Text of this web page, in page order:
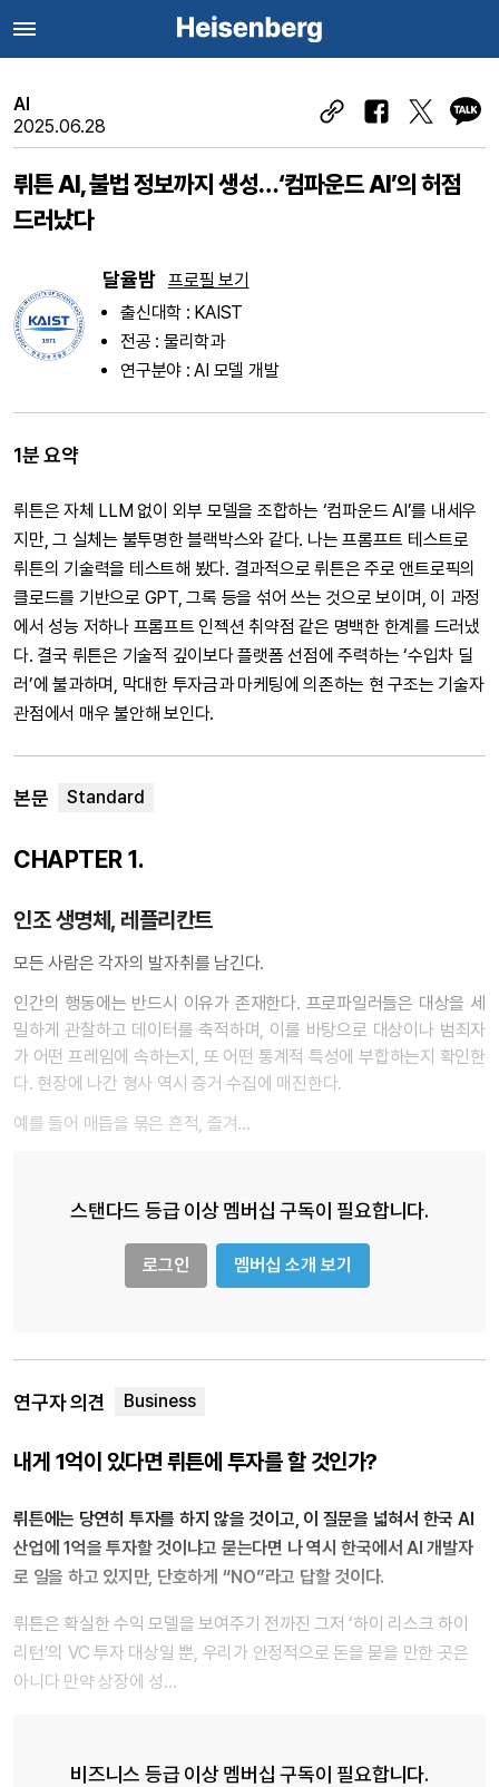
AI
2025.06.28
뤼튼 AI, 불법 정보까지 생성…‘컴파운드 AI’의 허점
드러났다
달율밤 프로필 보기
출신대학 : KAIST
전공 : 물리학과
연구분야 : AI 모델 개발
1분 요약
뤼튼은 자체 LLM 없이 외부 모델을 조합하는 ‘컴파운드 AI’를 내세우
지만, 그 실체는 불투명한 블랙박스와 같다. 나는 프롬프트 테스트로
뤼튼의 기술력을 테스트해 봤다. 결과적으로 뤼튼은 주로 앤트로픽의
클로드를 기반으로 GPT, 그록 등을 섞어 쓰는 것으로 보이며, 이 과정
에서 성능 저하나 프롬프트 인젝션 취약점 같은 명백한 한계를 드러냈
다. 결국 뤼튼은 기술적 깊이보다 플랫폼 선점에 주력하는 ‘수입차 딜
러’에 불과하며, 막대한 투자금과 마케팅에 의존하는 현 구조는 기술자
관점에서 매우 불안해 보인다.
본문
CHAPTER 1.
인조 생명체, 레플리칸트
모든 사람은 각자의 발자취를 남긴다.
인간의 행동에는 반드시 이유가 존재한다. 프로파일러들은 대상을 세
밀하게 관찰하고 데이터를 축적하며, 이를 바탕으로 대상이나 범죄자
가 어떤 프레임에 속하는지, 또 어떤 통계적 특성에 부합하는지 확인한
다. 현장에 나간 형사 역시 증거 수집에 매진한다.
예를 들어 매듭을 묶은 흔적, 즐겨…
스탠다드 등급 이상 멤버십 구독이 필요합니다.
로그인 멤버십 소개 보기
연구자 의견
내게 1억이 있다면 뤼튼에 투자를 할 것인가?
뤼튼에는 당연히 투자를 하지 않을 것이고, 이 질문을 넓혀서 한국 AI
산업에 1억을 투자할 것이냐고 묻는다면 나 역시 한국에서 AI 개발자
로 일을 하고 있지만, 단호하게 “NO”라고 답할 것이다.
뤼튼은 확실한 수익 모델을 보여주기 전까진 그저 ‘하이 리스크 하이
리턴’의 VC 투자 대상일 뿐, 우리가 안정적으로 돈을 묻을 만한 곳은
아니다 만약 상장에 성…
비즈니스 등급 이상 멤버십 구독이 필요합니다.